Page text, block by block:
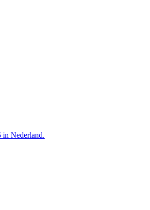
Nederland.